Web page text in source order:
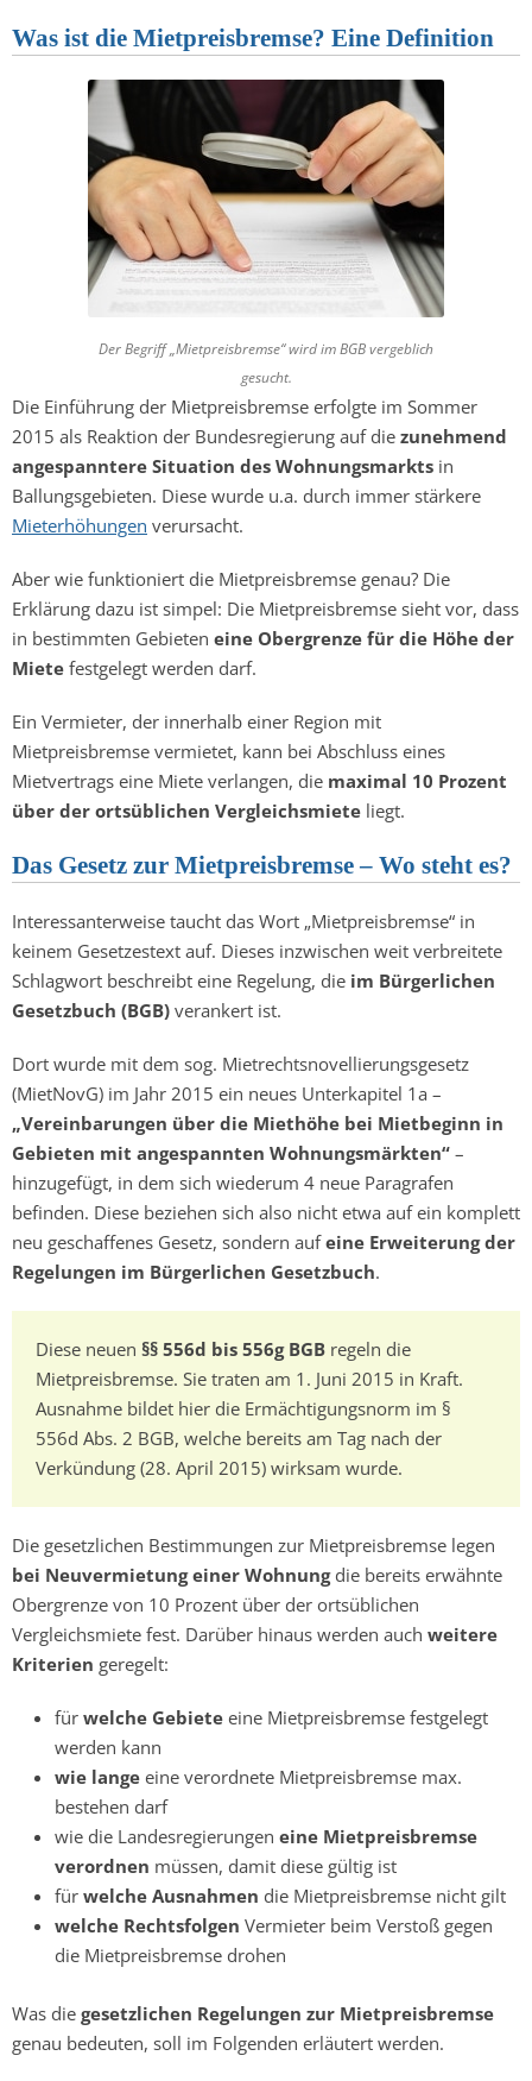
Was ist die Mietpreisbremse? Eine Definition
Der Begriff „Mietpreisbremse“ wird im BGB vergeblich
gesucht.
Die Einführung der Mietpreisbremse erfolgte im Sommer
2015 als Reaktion der Bundesregierung auf die zunehmend
angespanntere Situation des Wohnungsmarkts in
Ballungsgebieten. Diese wurde u.a. durch immer stärkere
Mieterhöhungen verursacht.
Aber wie funktioniert die Mietpreisbremse genau? Die
Erklärung dazu ist simpel: Die Mietpreisbremse sieht vor, dass
in bestimmten Gebieten eine Obergrenze für die Höhe der
Miete festgelegt werden darf.
Ein Vermieter, der innerhalb einer Region mit
Mietpreisbremse vermietet, kann bei Abschluss eines
Mietvertrags eine Miete verlangen, die maximal 10 Prozent
über der ortsüblichen Vergleichsmiete liegt.
Das Gesetz zur Mietpreisbremse – Wo steht es?
Interessanterweise taucht das Wort „Mietpreisbremse“ in
keinem Gesetzestext auf. Dieses inzwischen weit verbreitete
Schlagwort beschreibt eine Regelung, die im Bürgerlichen
Gesetzbuch (BGB) verankert ist.
Dort wurde mit dem sog. Mietrechtsnovellierungsgesetz
(MietNovG) im Jahr 2015 ein neues Unterkapitel 1a –
„Vereinbarungen über die Miethöhe bei Mietbeginn in
Gebieten mit angespannten Wohnungsmärkten“ –
hinzugefügt, in dem sich wiederum 4 neue Paragrafen
befinden. Diese beziehen sich also nicht etwa auf ein komplett
neu geschaffenes Gesetz, sondern aufeine Erweiterung der
Regelungen im Bürgerlichen Gesetzbuch.
Diese neuen §§ 556d bis 556g BGB regeln die
Mietpreisbremse. Sie traten am 1. Juni 2015 in Kraft.
Ausnahme bildet hier die Ermächtigungsnorm im §
556d Abs. 2 BGB, welche bereits am Tag nach der
Verkündung (28. April 2015) wirksam wurde.
Die gesetzlichen Bestimmungen zur Mietpreisbremse legen
bei Neuvermietung einer Wohnungdie bereits erwähnte
Obergrenze von 10 Prozent über der ortsüblichen
Vergleichsmiete fest. Darüber hinaus werden auch weitere
Kriterien geregelt:
für welche Gebiete eine Mietpreisbremse festgelegt
werden kann
wie lange eine verordnete Mietpreisbremse max.
bestehen darf
wie die Landesregierungen eine Mietpreisbremse
verordnen müssen, damit diese gültig ist
für welche Ausnahmen die Mietpreisbremse nicht gilt
welche Rechtsfolgen Vermieter beim Verstoß gegen
die Mietpreisbremse drohen
Was die gesetzlichen Regelungen zur Mietpreisbremse
genau bedeuten, soll im Folgenden erläutert werden.